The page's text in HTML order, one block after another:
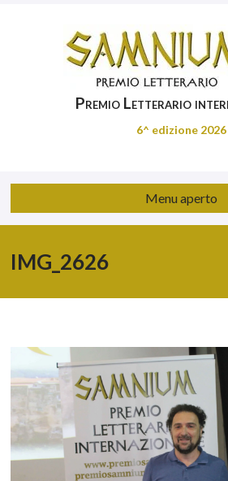
Premio Letterario
6^ edizione 2026
Menu aperto
IMG_2626